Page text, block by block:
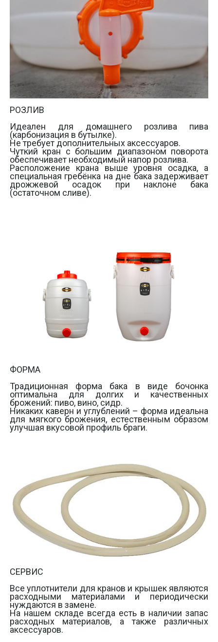
РОЗЛИВ
Идеален для домашнего розлива пива
(карбонизация в бутылке).
Не требует дополнительных аксессуаров.
Чуткий кран с большим диапазоном поворота
обеспечивает необходимый напор розлива.
Расположение крана выше уровня осадка, а
специальная гребёнка на дне бака задерживает
дрожжевой осадок при наклоне бака
(остаточном сливе).
ФОРМА
Традиционная форма бака в виде бочонка
оптимальна для долгих и качественных
брожений: пиво, вино, сидр.
Никаких каверн и углублений – форма идеальна
для мягкого брожения, естественным образом
улучшая вкусовой профиль браги.
СЕРВИС
Все уплотнители для кранов и крышек являются
расходными материалами и периодически
нуждаются в замене.
На нашем складе всегда есть в наличии запас
расходных материалов, а также различных
аксессуаров.